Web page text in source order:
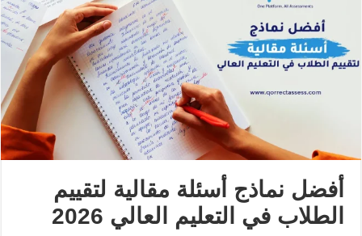
أفضل نماذج أسئلة مقالية لتقييم
الطلاب في التعليم العالي 2026